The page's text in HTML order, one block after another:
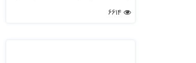
بیشترین تحقیق و پژوهش را در زمینه توکسین